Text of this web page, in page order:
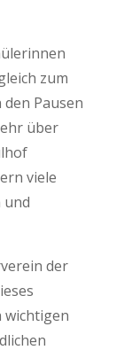
zum
Pausen
über
viele
und
der
wichtigen